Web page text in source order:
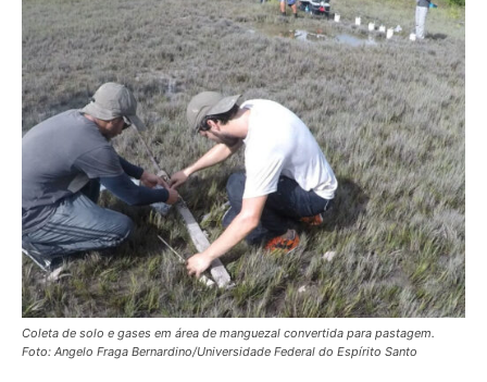
Coleta de solo e gases em área de manguezal convertida para pastagem.
Foto: Angelo Fraga Bernardino/Universidade Federal do Espírito Santo